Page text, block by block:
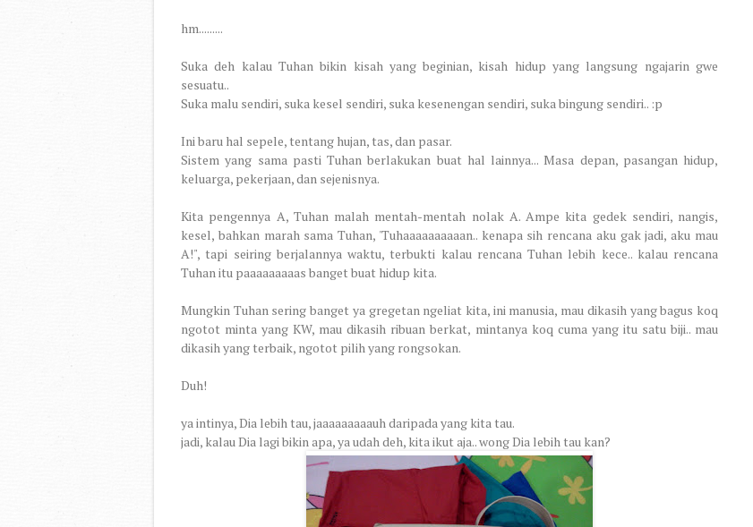
hm.........
Suka deh kalau Tuhan bikin kisah yang beginian, kisah hidup yang langsung ngajarin gwe
sesuatu..
Suka malu sendiri, suka kesel sendiri, suka kesenengan sendiri, suka bingung sendiri.. :p
Ini baru hal sepele, tentang hujan, tas, dan pasar.
Sistem yang sama pasti Tuhan berlakukan buat hal lainnya... Masa depan, pasangan hidup,
keluarga, pekerjaan, dan sejenisnya.
Kita pengennya A, Tuhan malah mentah-mentah nolak A. Ampe kita gedek sendiri, nangis,
kesel, bahkan marah sama Tuhan, 'Tuhaaaaaaaaaan.. kenapa sih rencana aku gak jadi, aku mau
A!", tapi seiring berjalannya waktu, terbukti kalau rencana Tuhan lebih kece.. kalau rencana
Tuhan itu paaaaaaaaas banget buat hidup kita.
Mungkin Tuhan sering banget ya gregetan ngeliat kita, ini manusia, mau dikasih yang bagus koq
ngotot minta yang KW, mau dikasih ribuan berkat, mintanya koq cuma yang itu satu biji.. mau
dikasih yang terbaik, ngotot pilih yang rongsokan.
Duh!
ya intinya, Dia lebih tau, jaaaaaaaaauh daripada yang kita tau.
jadi, kalau Dia lagi bikin apa, ya udah deh, kita ikut aja.. wong Dia lebih tau kan?